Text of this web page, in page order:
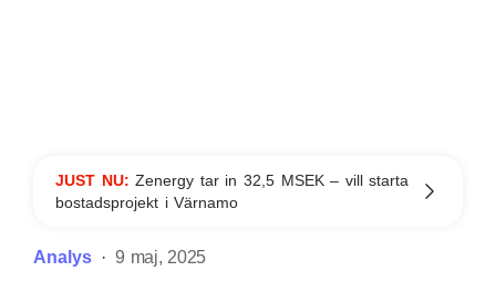
JUST NU:Zenergy tar in 32,5 MSEK – vill starta
bostadsprojekt i Värnamo
Analys 9 maj, 2025